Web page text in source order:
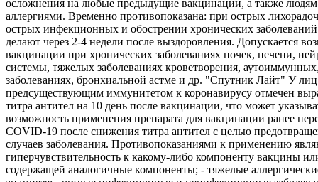
осложнения на любые предыдущие вакцинации, а также
аллергиями. Временно противопоказана: при острых
острых инфекционных и обострении хронических
делают через 2-4 недели после выздоровления. Допускается
вакцинации при хронических заболеваниях почек, печени,
системы, тяжелых заболеваниях кроветворения,
заболеваниях, бронхиальной астме и др. "Спутник Лайт" У
предсуществующим иммунитетом к коронавирусу отмечен
титра антител на 10 день после вакцинации, что может
возможность применения препарата для вакцинации ранее
COVID-19 после снижения титра антител с целью
случаев заболевания. Противопоказаниями к применению
гиперчувствительность к какому-либо компоненту вакцины
содержащей аналогичные компоненты; - тяжелые